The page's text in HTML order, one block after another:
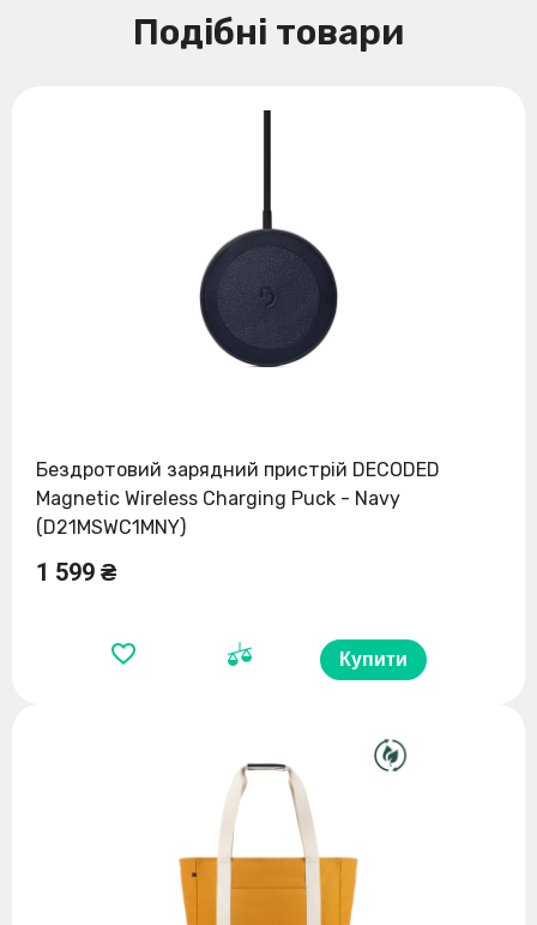
Подібні товари
Бездротовий зарядний пристрій DECODED
Magnetic Wireless Charging Puck - Navy
(D21MSWC1MNY)
1 599 ₴
Купити